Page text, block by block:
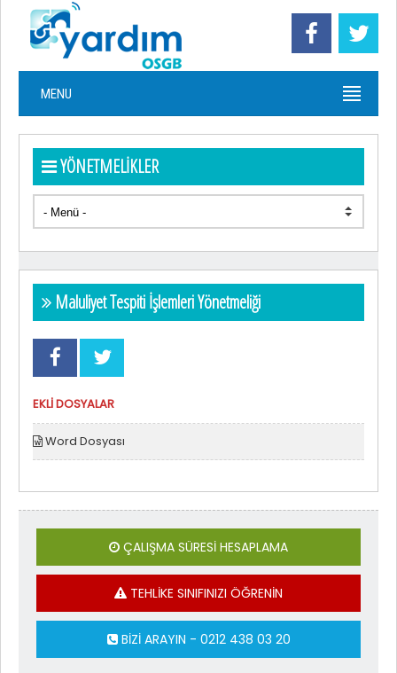
MENU
YÖNETMELİKLER
Maluliyet Tespiti İşlemleri Yönetmeliği
EKLİ DOSYALAR
Word Dosyası
ÇALIŞMA SÜRESİ HESAPLAMA
TEHLİKE SINIFINIZI ÖĞRENİN
BİZİ ARAYIN - 0212 438 03 20